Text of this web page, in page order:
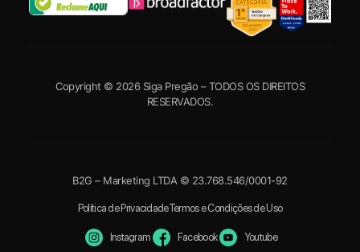
Copyright © 2026 Siga Pregão – TODOS OS DIREITOS
RESERVADOS.
B2G – Marketing LTDA © 23.768.546/0001-92
Política de PrivacidadeTermos e Condições de Uso
Instagram Facebook Youtube